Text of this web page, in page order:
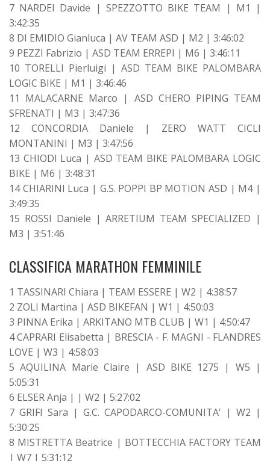
7 NARDEI Davide | SPEZZOTTO BIKE TEAM | M1 |
3:42:35
8 DI EMIDIO Gianluca | AV TEAM ASD | M2 | 3:46:02
9 PEZZI Fabrizio | ASD TEAM ERREPI | M6 | 3:46:11
10 TORELLI Pierluigi | ASD TEAM BIKE PALOMBARA
LOGIC BIKE | M1 | 3:46:46
11 MALACARNE Marco | ASD CHERO PIPING TEAM
SFRENATI | M3 | 3:47:36
12 CONCORDIA Daniele | ZERO WATT CICLI
MONTANINI | M3 | 3:47:56
13 CHIODI Luca | ASD TEAM BIKE PALOMBARA LOGIC
BIKE | M6 | 3:48:31
14 CHIARINI Luca | G.S. POPPI BP MOTION ASD | M4 |
3:49:35
15 ROSSI Daniele | ARRETIUM TEAM SPECIALIZED |
M3 | 3:51:46
CLASSIFICA MARATHON FEMMINILE
1 TASSINARI Chiara | TEAM ESSERE | W2 | 4:38:57
2 ZOLI Martina | ASD BIKEFAN | W1 | 4:50:03
3 PINNA Erika | ARKITANO MTB CLUB | W1 | 4:50:47
4 CAPRARI Elisabetta | BRESCIA - F. MAGNI - FLANDRES
LOVE | W3 | 4:58:03
5 AQUILINA Marie Claire | ASD BIKE 1275 | W5 |
5:05:31
6 ELSER Anja | | W2 | 5:27:02
7 GRIFI Sara | G.C. CAPODARCO-COMUNITA' | W2 |
5:30:25
8 MISTRETTA Beatrice | BOTTECCHIA FACTORY TEAM
| W7 | 5:31:12